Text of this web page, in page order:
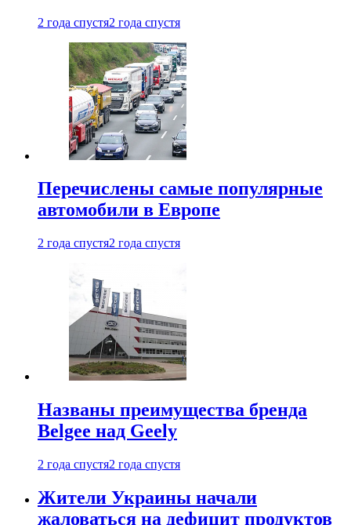
2 года спустя2 года спустя
Перечислены самые популярные
автомобили в Европе
2 года спустя2 года спустя
Названы преимущества бренда
Belgee над Geely
2 года спустя2 года спустя
Жители Украины начали
жаловаться на дефицит продуктов